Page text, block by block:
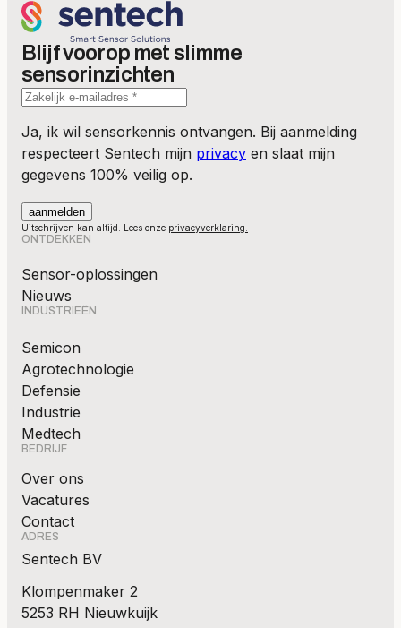
Blijf voorop met slimme
sensorinzichten
Ja, ik wil sensorkennis ontvangen. Bij aanmelding
respecteert Sentech mijn privacy en slaat mijn
gegevens 100% veilig op.
Uitschrijven kan altijd. Lees onze privacyverklaring.
ONTDEKKEN
Sensor-oplossingen
Nieuws
INDUSTRIEËN
Semicon
Agrotechnologie
Defensie
Industrie
Medtech
BEDRIJF
Over ons
Vacatures
Contact
ADRES
Sentech BV
Klompenmaker 2
5253 RH Nieuwkuijk